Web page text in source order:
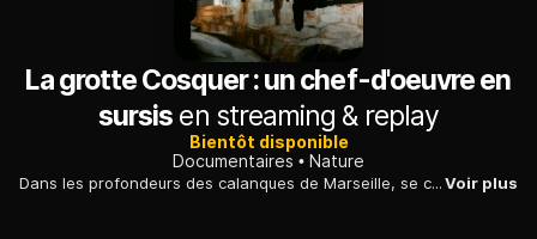
La grotte Cosquer : un chef-d'oeuvre en
sursis en streaming & replay
Bientôt disponible
Documentaires
Nature
Dans les profondeurs des calanques de Marseille, se cache un trésor, découvert en 1985 : la grotte Cosquer. Le site, menacé par la montée des eaux, a été dupliqué en surface.Voir plus